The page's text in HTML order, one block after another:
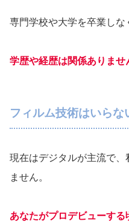
専門学校や大学を卒業しな
学歴や経歴は関係ありませ
フィルム技術はいらな
現在はデジタルが主流で、
ません。
あなたがプロデビューす